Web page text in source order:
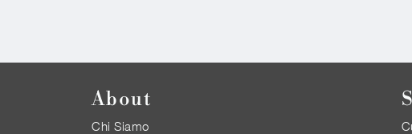
About
Chi Siamo